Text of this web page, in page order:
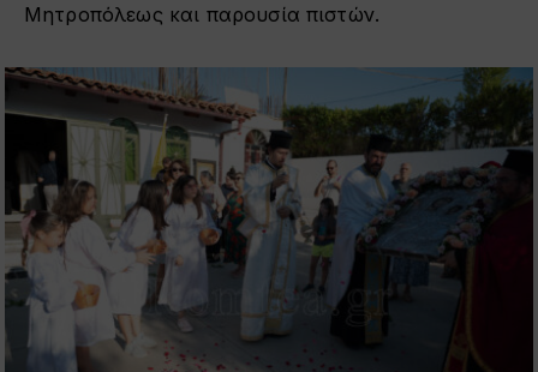
Μητροπόλεως και παρουσία πιστών.